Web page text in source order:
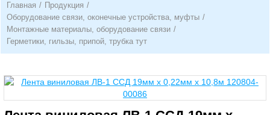
Главная / Продукция /
Оборудование связи, оконечные устройства, муфты /
Монтажные материалы, оборудование связи /
Герметики, гильзы, припой, трубка тут